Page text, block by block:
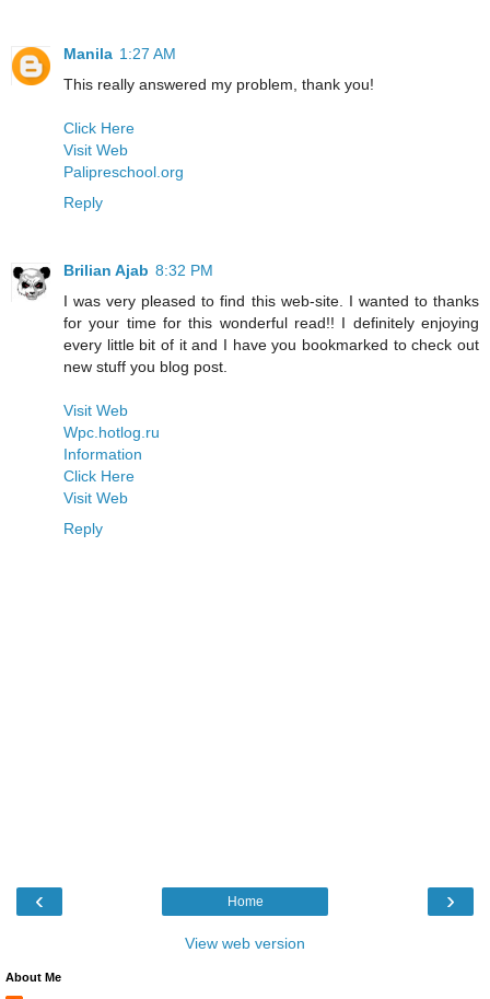
Manila 1:27 AM
This really answered my problem, thank you!
Click Here
Visit Web
Palipreschool.org
Reply
Brilian Ajab 8:32 PM
I was very pleased to find this web-site. I wanted to thanks
for your time for this wonderful read!! I definitely enjoying
every little bit of it and I have you bookmarked to check out
new stuff you blog post.
Visit Web
Wpc.hotlog.ru
Information
Click Here
Visit Web
Reply
‹ ›
Home
View web version
About Me